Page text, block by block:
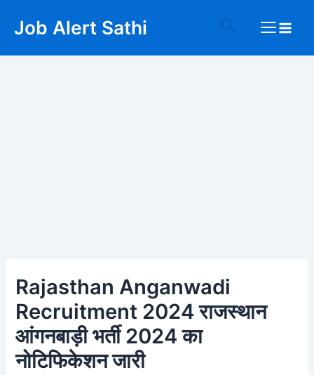
Job Alert Sathi Search
Rajasthan Anganwadi
Recruitment 2024 राजस्थान
आंगनबाड़ी भर्ती 2024 का
नोटिफिकेशन जारी
navigation